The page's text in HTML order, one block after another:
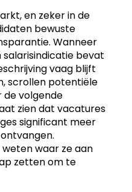
en zeker in de
bewuste
Wanneer
bevat
vaag blijft
scrollen potentiële
de volgende
zien dat vacatures
significant meer
waar ze aan
zetten om te